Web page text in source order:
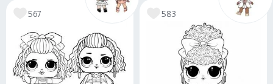
567 583